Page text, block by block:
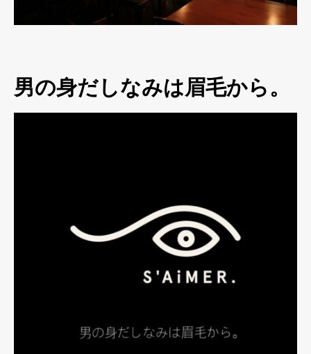
男の身だしなみは眉毛から。